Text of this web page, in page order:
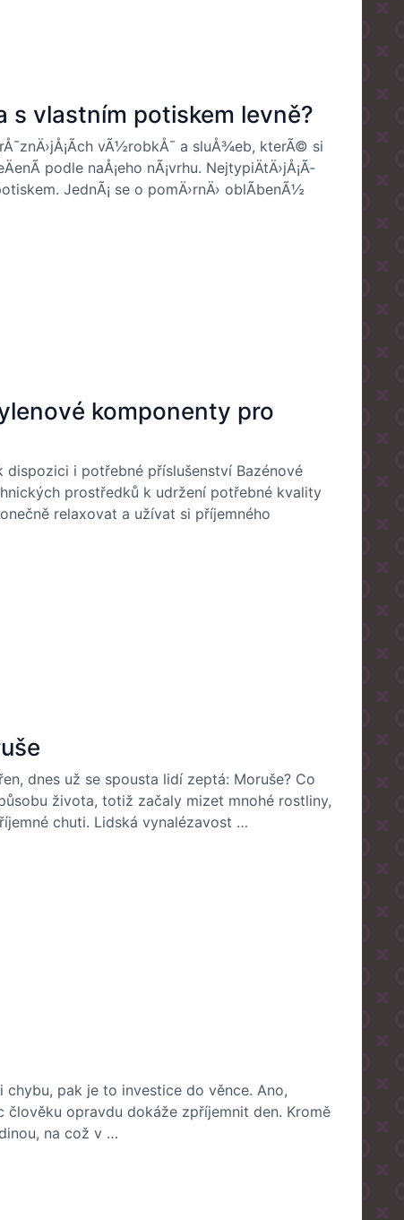
s vlastním potiskem levně?
vÃ½robkÅ¯ a sluÅ¾eb, kterÃ© si
podle naÅ¡eho nÃ¡vrhu. NejtypiÄtÄ›jÅ¡Ã­
JednÃ¡ se o pomÄ›rnÄ› oblÃ­benÃ½
komponenty pro
i potřebné příslušenství Bazénové
prostředků k udržení potřebné kvality
relaxovat a užívat si příjemného
dnes už se spousta lidí zeptá: Moruše? Co
života, totiž začaly mizet mnohé rostliny,
chuti. Lidská vynalézavost …
pak je to investice do věnce. Ano,
opravdu dokáže zpříjemnit den. Kromě
na což v …